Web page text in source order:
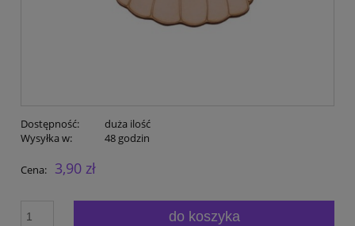
Dostępność:
duża ilość
Wysyłka w:
48 godzin
Cena: 3,90 zł
do koszyka